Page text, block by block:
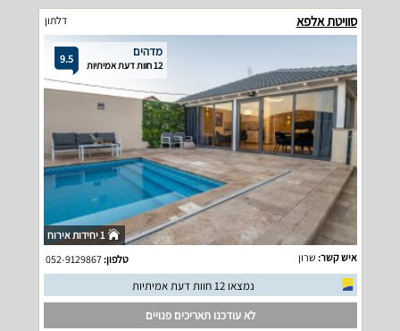
סוויטת אלפא דלתון
9.5 מדהים
12 חוות דעת אמיתיות
1 יחידות אירוח
איש קשר: שרון טלפון:052-9129867
נמצאו 12 חוות דעת אמיתיות
לא עודכנו תאריכים פנויים